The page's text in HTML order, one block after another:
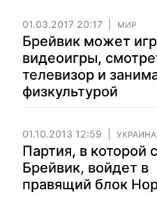
01.03.2017 20:17 МИР
Брейвик может
видеоигры,
телевизор и
физкультурой
01.10.2013 12:59 УКРАИНА
Партия, в которой
Брейвик, войдет в
правящий блок